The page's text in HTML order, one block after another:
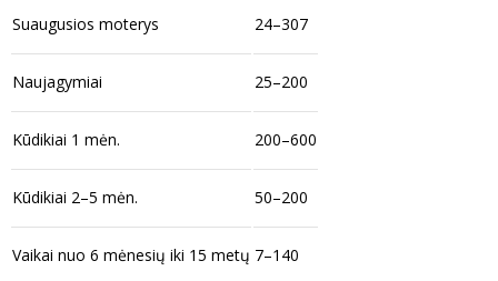
Suaugusios moterys 24–307
Naujagymiai 25–200
Kūdikiai 1 mėn. 200–600
Kūdikiai 2–5 mėn. 50–200
Vaikai nuo 6 mėnesių iki 15 metų 7–140